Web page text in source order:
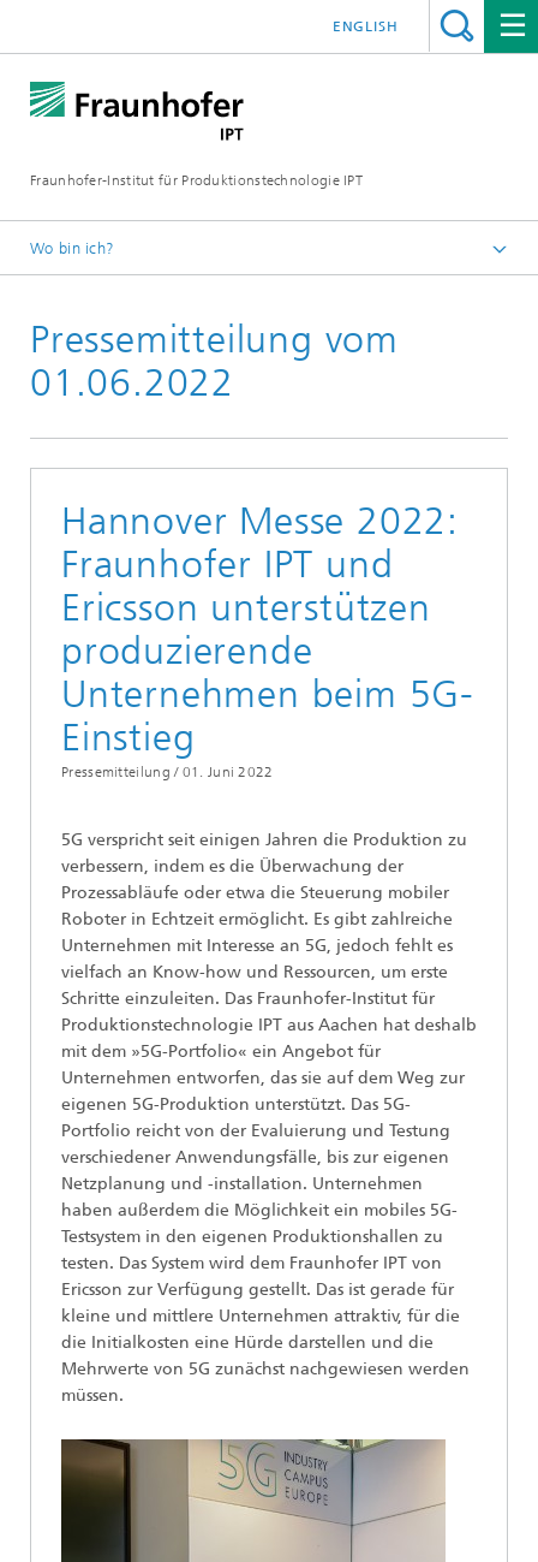
Fraunhofer-Institut für Produktionstechnologie IPT
ENGLISH
Wo bin ich?
Aktuelle Pressemitteilungen
Pressemitteilung vom
01.06.2022
Hannover Messe 2022:
Fraunhofer IPT und
Ericsson unterstützen
produzierende
Unternehmen beim 5G-
Einstieg
Pressemitteilung / 01. Juni 2022
5G verspricht seit einigen Jahren die Produktion zu
verbessern, indem es die Überwachung der
Prozessabläufe oder etwa die Steuerung mobiler
Roboter in Echtzeit ermöglicht. Es gibt zahlreiche
Unternehmen mit Interesse an 5G, jedoch fehlt es
vielfach an Know-how und Ressourcen, um erste
Schritte einzuleiten. Das Fraunhofer-Institut für
Produktionstechnologie IPT aus Aachen hat deshalb
mit dem »5G-Portfolio« ein Angebot für
Unternehmen entworfen, das sie auf dem Weg zur
eigenen 5G-Produktion unterstützt. Das 5G-
Portfolio reicht von der Evaluierung und Testung
verschiedener Anwendungsfälle, bis zur eigenen
Netzplanung und -installation. Unternehmen
haben außerdem die Möglichkeit ein mobiles 5G-
Testsystem in den eigenen Produktionshallen zu
testen. Das System wird dem Fraunhofer IPT von
Ericsson zur Verfügung gestellt. Das ist gerade für
kleine und mittlere Unternehmen attraktiv, für die
die Initialkosten eine Hürde darstellen und die
Mehrwerte von 5G zunächst nachgewiesen werden
müssen.